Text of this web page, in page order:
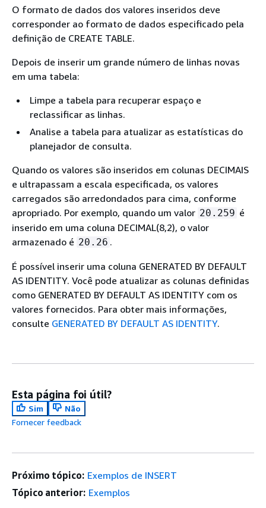
O formato de dados dos valores inseridos deve
corresponder ao formato de dados especificado pela
definição de CREATE TABLE.
Depois de inserir um grande número de linhas novas
em uma tabela:
Limpe a tabela para recuperar espaço e
reclassificar as linhas.
Analise a tabela para atualizar as estatísticas do
planejador de consulta.
Quando os valores são inseridos em colunas DECIMAIS
e ultrapassam a escala especificada, os valores
carregados são arredondados para cima, conforme
apropriado. Por exemplo, quando um valor 20.259 é
inserido em uma coluna DECIMAL(8,2), o valor
armazenado é 20.26 .
É possível inserir uma coluna GENERATED BY DEFAULT
AS IDENTITY. Você pode atualizar as colunas definidas
como GENERATED BY DEFAULT AS IDENTITY com os
valores fornecidos. Para obter mais informações,
consulte GENERATED BY DEFAULT AS IDENTITY.
Esta página foi útil?
Sim
Não
Fornecer feedback
Próximo tópico: Exemplos de INSERT
Tópico anterior: Exemplos